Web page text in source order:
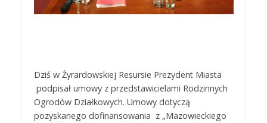
Dziś w Żyrardowskiej Resursie Prezydent Miasta
podpisał umowy z przedstawicielami Rodzinnych
Ogrodów Działkowych. Umowy dotyczą
pozyskanego dofinansowania z „Mazowieckiego